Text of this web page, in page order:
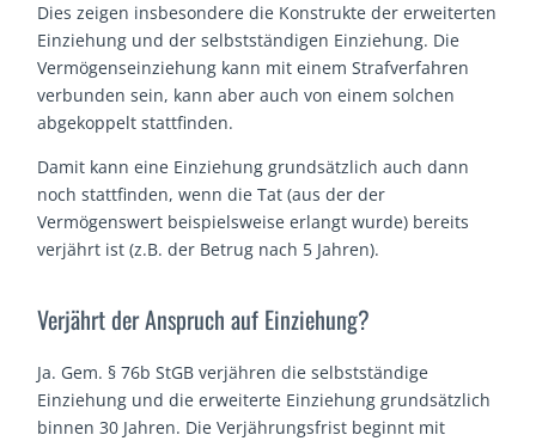
Dies zeigen insbesondere die Konstrukte der erweiterten
Einziehung und der selbstständigen Einziehung. Die
Vermögenseinziehung kann mit einem Strafverfahren
verbunden sein, kann aber auch von einem solchen
abgekoppelt stattfinden.
Damit kann eine Einziehung grundsätzlich auch dann
noch stattfinden, wenn die Tat (aus der der
Vermögenswert beispielsweise erlangt wurde) bereits
verjährt ist (z.B. der Betrug nach 5 Jahren).
Verjährt der Anspruch auf Einziehung?
Ja. Gem. § 76b StGB verjähren die selbstständige
Einziehung und die erweiterte Einziehung grundsätzlich
binnen 30 Jahren. Die Verjährungsfrist beginnt mit